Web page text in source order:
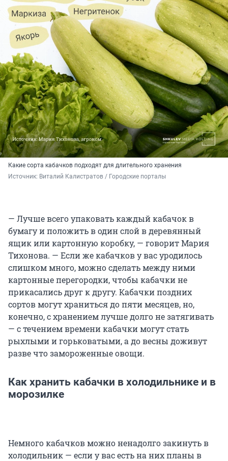
Какие сорта кабачков подходят для длительного хранения
Источник: Виталий Калистратов / Городские порталы
— Лучше всего упаковать каждый кабачок в
бумагу и положить в один слой в деревянный
ящик или картонную коробку, — говорит Мария
Тихонова. — Если же кабачков у вас уродилось
слишком много, можно сделать между ними
картонные перегородки, чтобы кабачки не
прикасались друг к другу. Кабачки поздних
сортов могут храниться до пяти месяцев, но,
конечно, с хранением лучше долго не затягивать
— с течением времени кабачки могут стать
рыхлыми и горьковатыми, а до весны доживут
разве что замороженные овощи.
Как хранить кабачки в холодильнике и в
морозилке
Немного кабачков можно ненадолго закинуть в
холодильник — если у вас есть на них планы в